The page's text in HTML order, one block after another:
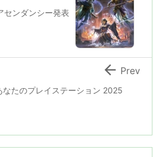
センダンシー発表
なたのプレイステーション 2025
 Prev